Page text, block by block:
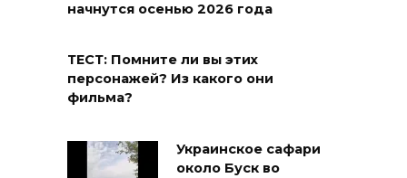
начнутся осенью 2026 года
ТЕСТ: Помните ли вы этих
персонажей? Из какого они
фильма?
Украинское сафари
около Буск во